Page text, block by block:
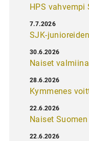
HPS vahvempi
SJK-
7.7.2026
Naiset
30.6.2026
Kymmenes
28.6.2026
Naiset
22.6.2026
22.6.2026